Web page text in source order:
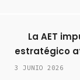
La AET
estratégico
3 JUNIO 2026